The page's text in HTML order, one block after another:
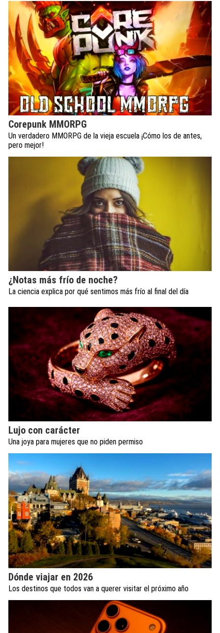
Corepunk MMORPG
Un verdadero MMORPG de la vieja escuela ¡Cómo los de antes,
pero mejor!
¿Notas más frío de noche?
La ciencia explica por qué sentimos más frío al final del día
Lujo con carácter
Una joya para mujeres que no piden permiso
Dónde viajar en 2026
Los destinos que todos van a querer visitar el próximo año